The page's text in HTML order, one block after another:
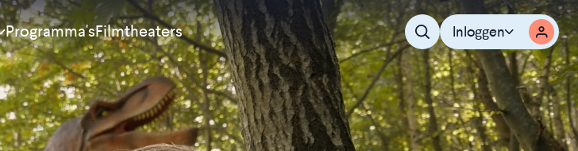
Programma'sFilmtheaters Inloggen